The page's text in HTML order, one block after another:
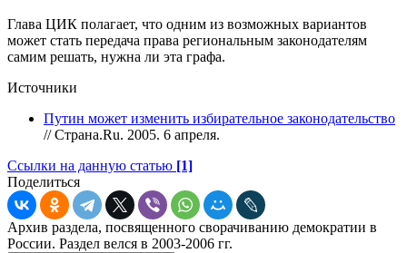
Глава ЦИК полагает, что одним из возможных вариантов
может стать передача права региональным законодателям
самим решать, нужна ли эта графа.
Источники
Путин может изменить избирательное законодательство
// Страна.Ru. 2005. 6 апреля.
Ссылки на данную статью [1]
Поделиться
Архив раздела, посвященного сворачиванию демократии в
России. Раздел велся в 2003-2006 гг.